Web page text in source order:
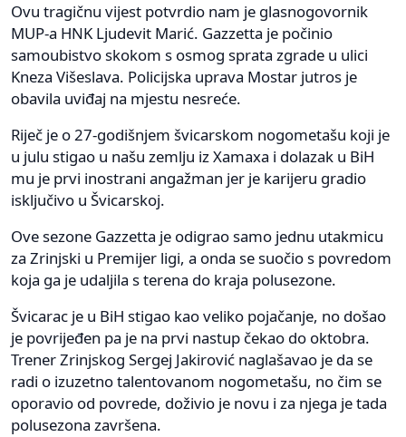
Ovu tragičnu vijest potvrdio nam je glasnogovornik
MUP-a HNK Ljudevit Marić. Gazzetta je počinio
samoubistvo skokom s osmog sprata zgrade u ulici
Kneza Višeslava. Policijska uprava Mostar jutros je
obavila uviđaj na mjestu nesreće.
Riječ je o 27-godišnjem švicarskom nogometašu koji je
u julu stigao u našu zemlju iz Xamaxa i dolazak u BiH
mu je prvi inostrani angažman jer je karijeru gradio
isključivo u Švicarskoj.
Ove sezone Gazzetta je odigrao samo jednu utakmicu
za Zrinjski u Premijer ligi, a onda se suočio s povredom
koja ga je udaljila s terena do kraja polusezone.
Švicarac je u BiH stigao kao veliko pojačanje, no došao
je povrijeđen pa je na prvi nastup čekao do oktobra.
Trener Zrinjskog Sergej Jakirović naglašavao je da se
radi o izuzetno talentovanom nogometašu, no čim se
oporavio od povrede, doživio je novu i za njega je tada
polusezona završena.